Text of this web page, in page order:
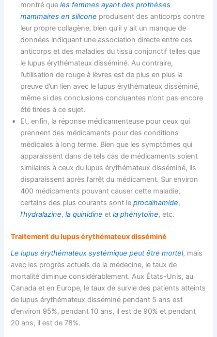
montré queles femmes ayant des prothèses
mammaires en silicone produisent des anticorps contre
leur propre collagène, bien qu’il y ait un manque de
données indiquant une association directe entre ces
anticorps et des maladies du tissu conjonctif telles que
le lupus érythémateux disséminé. Au contraire,
l’utilisation de rouge à lèvres est de plus en plus la
preuve d’un lien avec le lupus érythémateux disséminé,
même si des conclusions concluantes n’ont pas encore
été tirées à ce sujet.
Et, enfin, la réponse médicamenteuse pour ceux qui
prennent des médicaments pour des conditions
médicales à long terme. Bien que les symptômes qui
apparaissent dans de tels cas de médicaments soient
similaires à ceux du lupus érythémateux disséminé, ils
disparaissent après l’arrêt du médicament. Sur environ
400 médicaments pouvant causer cette maladie,
certains des plus courants sont leprocaïnamide,
l’hydralazine,la quinidine etla phénytoïne, etc.
Traitement du lupus érythémateux disséminé
Le lupus érythémateux systémique peut être mortel, mais
avec les progrès actuels de la médecine, le taux de
mortalité diminue considérablement. Aux États-Unis, au
Canada et en Europe, le taux de survie des patients atteints
de lupus érythémateux disséminé pendant 5 ans est
d’environ 95%, pendant 10 ans, il est de 90% et pendant
20 ans, il est de 78%.